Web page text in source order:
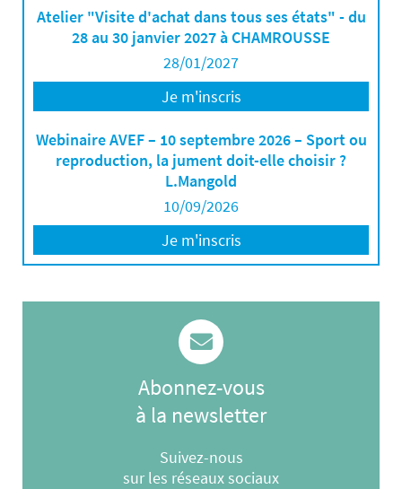
Atelier "Visite d'achat dans tous ses états" - du
28 au 30 janvier 2027 à CHAMROUSSE
28/01/2027
Je m'inscris
Webinaire AVEF – 10 septembre 2026 – Sport ou
reproduction, la jument doit-elle choisir ?
L.Mangold
10/09/2026
Je m'inscris
Abonnez-vous
à la newsletter
Suivez-nous
sur les réseaux sociaux